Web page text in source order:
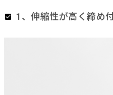
1、伸縮性が高く締め